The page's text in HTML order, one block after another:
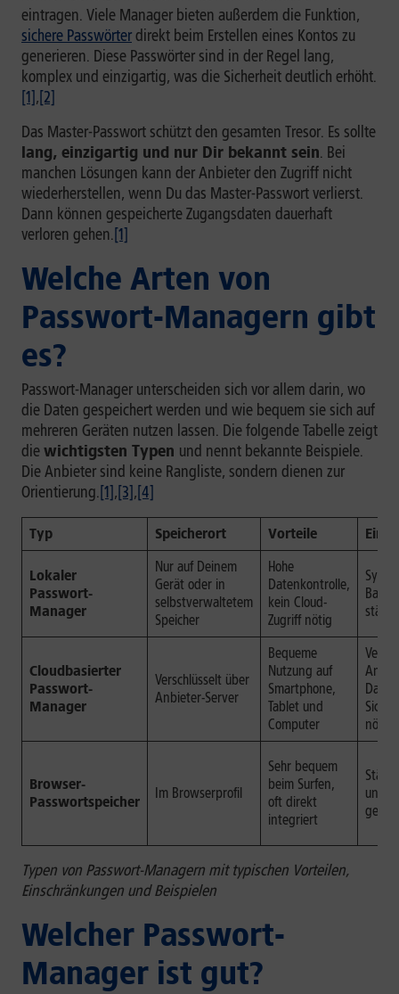
eintragen. Viele Manager bieten außerdem die Funktion,
sichere Passwörterdirekt beim Erstellen eines Kontos zu
generieren. Diese Passwörter sind in der Regel lang,
komplex und einzigartig, was die Sicherheit deutlich erhöht.
[1],[2]
Das Master-Passwort schützt den gesamten Tresor. Es sollte
lang, einzigartig und nur Dir bekannt sein. Bei
manchen Lösungen kann der Anbieter den Zugriff nicht
wiederherstellen, wenn Du das Master-Passwort verlierst.
Dann können gespeicherte Zugangsdaten dauerhaft
verloren gehen.[1]
Welche Arten von
Passwort-Managern gibt
es?
Passwort-Manager unterscheiden sich vor allem darin, wo
die Daten gespeichert werden und wie bequem sie sich auf
mehreren Geräten nutzen lassen. Die folgende Tabelle zeigt
diewichtigsten Typen und nennt bekannte Beispiele.
Die Anbieter sind keine Rangliste, sondern dienen zur
Orientierung.[1],[3],[4]
Typ Speicherort Vorteile
Lokaler
Passwort-
Manager
Nur auf Deinem
Gerät oder in
selbstverwaltetem
Speicher
Hohe
Datenkontrolle,
kein Cloud-
Zugriff nötig
Cloudbasierter
Passwort-
Manager
Verschlüsselt über
Anbieter-Server
Bequeme
Nutzung auf
Smartphone,
Tablet und
Computer
nötig
Browser-
Passwortspeicher
Im Browserprofil
Sehr bequem
beim Surfen,
oft direkt
integriert
und
Typen von Passwort-Managern mit typischen Vorteilen,
Einschränkungen und Beispielen
Welcher Passwort-
Manager ist gut?